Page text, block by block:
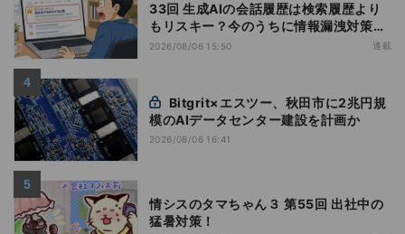
33回 生成AIの会話履歴は検索履歴より
もリスキー？今のうちに情報漏洩対策を
万全にしておこう
2026/08/06 15:50 連載
模のAIデータセンター建設を計画か
2026/08/06 16:41
情シスのタマちゃん３ 第55回 出社中の
猛暑対策！